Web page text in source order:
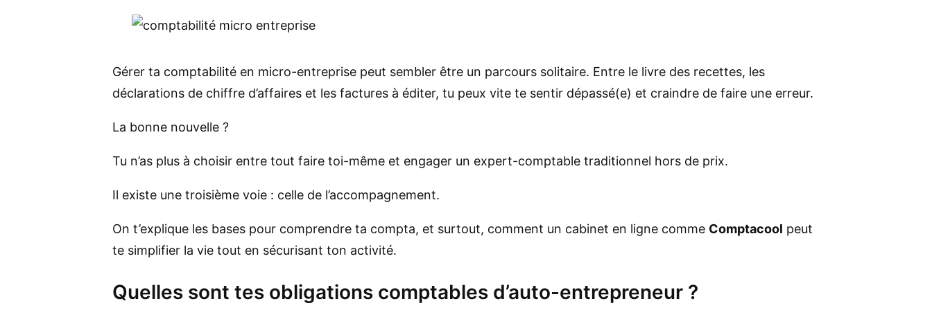
Gérer ta comptabilité en micro-entreprise peut sembler être un parcours solitaire. Entre le livre des recettes, les
déclarations de chiffre d’affaires et les factures à éditer, tu peux vite te sentir dépassé(e) et craindre de faire une erreur.
La bonne nouvelle ?
Tu n’as plus à choisir entre tout faire toi-même et engager un expert-comptable traditionnel hors de prix.
Il existe une troisième voie : celle de l’accompagnement.
On t’explique les bases pour comprendre ta compta, et surtout, comment un cabinet en ligne comme Comptacool peut
te simplifier la vie tout en sécurisant ton activité.
Quelles sont tes obligations comptables d’auto-entrepreneur ?